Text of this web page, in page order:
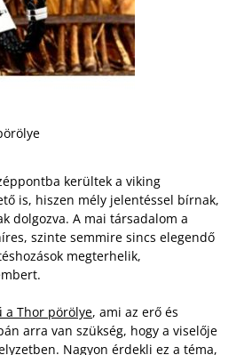
kerültek a viking
is, hiszen mély jelentéssel bírnak,
dolgozva. A mai társadalom a
szinte semmire sincs elegendő
megterhelik,
a Thor pörölye, ami az erő és
arra van szükség, hogy a viselője
Nagyon érdekli ez a téma,